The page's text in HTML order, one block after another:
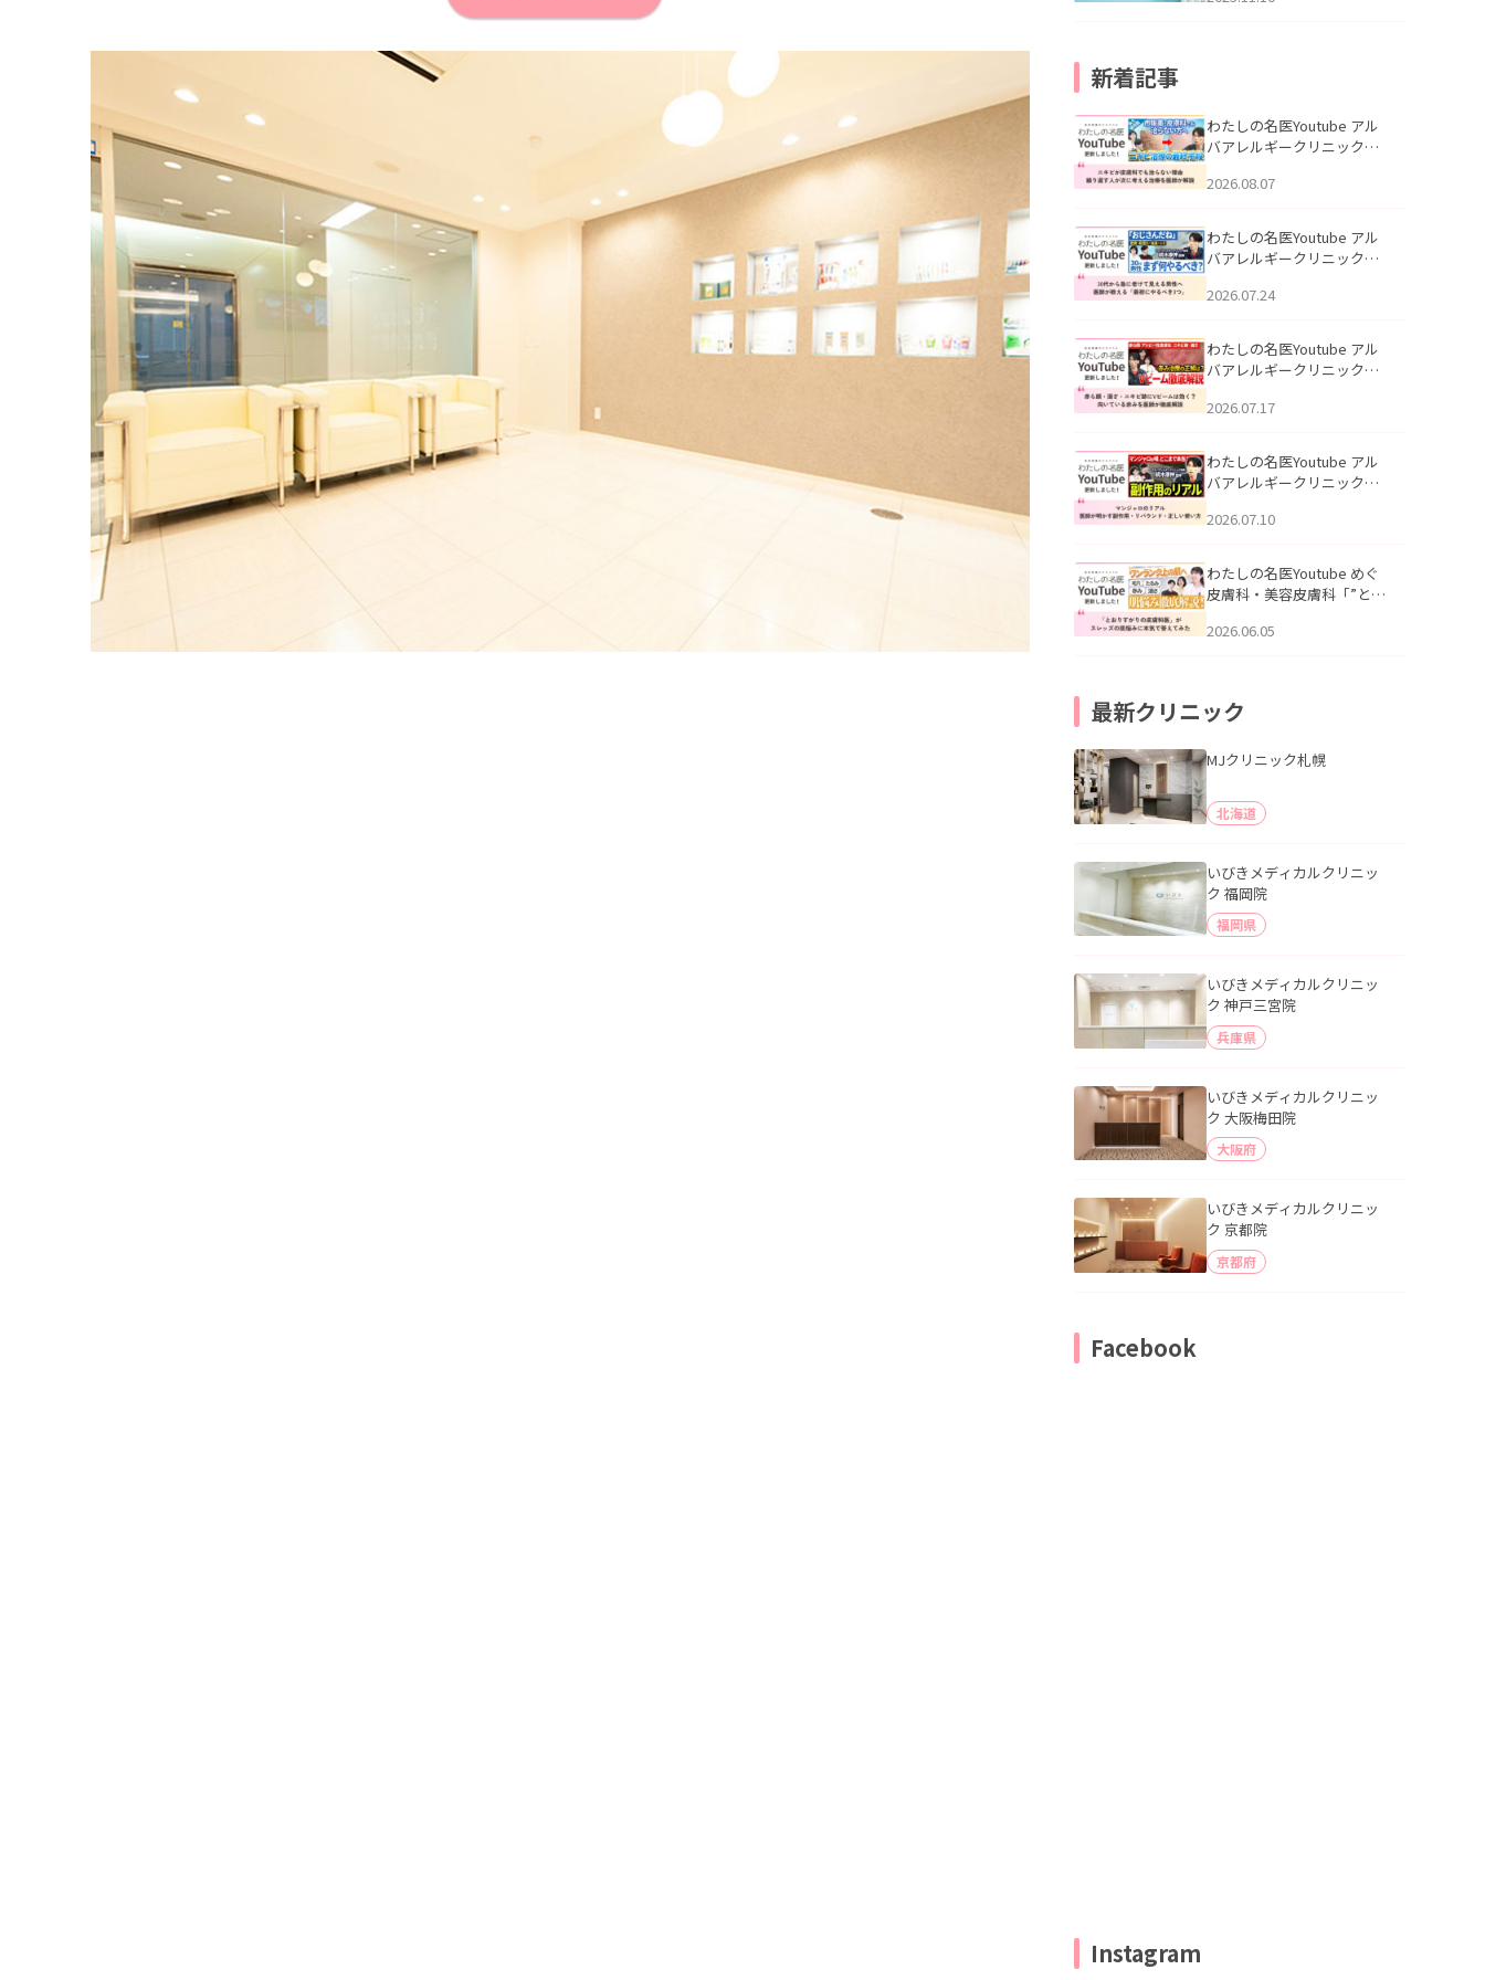
新着記事
わたしの名医Youtube アル
バアレルギークリニック札
らない理由｜繰り返す人が
説」を公開いたしました。
2026.08.07
わたしの名医Youtube アル
バアレルギークリニック札
える男性へ｜医師が教える
公開いたしました。
2026.07.24
わたしの名医Youtube アル
バアレルギークリニック札
跡にVビームは効く？向いて
説」を公開いたしました。
2026.07.17
わたしの名医Youtube アル
バアレルギークリニック札
医師が明かす副作用・リバ
公開いたしました。
2026.07.10
わたしの名医Youtube めぐ
皮膚科・美容皮膚科「”とお
ッズの肌悩みに本気で答え
2026.06.05
最新クリニック
MJクリニック札幌
北海道
いびきメディカルクリニッ
ク 福岡院
福岡県
いびきメディカルクリニッ
ク 神戸三宮院
兵庫県
いびきメディカルクリニッ
ク 大阪梅田院
大阪府
いびきメディカルクリニッ
ク 京都院
京都府
Facebook
Instagram